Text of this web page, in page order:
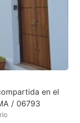
en el
/ 06793